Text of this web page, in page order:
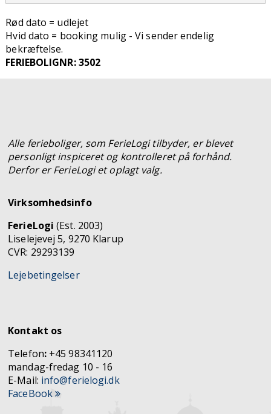
Rød dato = udlejet
Hvid dato = booking mulig - Vi sender endelig
bekræftelse.
FERIEBOLIGNR: 3502
Alle ferieboliger, som FerieLogi tilbyder, er blevet
personligt inspiceret og kontrolleret på forhånd.
Derfor er FerieLogi et oplagt valg.
Virksomhedsinfo
FerieLogi(Est. 2003)
Liselejevej 5, 9270 Klarup
CVR: 29293139
Lejebetingelser
Kontakt os
Telefon:+45 98341120
mandag-fredag 10 - 16
E-Mail: info@ferielogi.dk
FaceBook